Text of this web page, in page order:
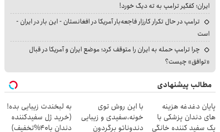
ایران؛ کفگیر ترامپ به ته دیگ خورد!
ترامپ در حال تکرار کارزار فاجعه‌بار آمریکا در افغانستان - این بار در ایران -
است
چرا ترامپ حمله به ایران را متوقف کرد؛ موضع ایران و آمریکا در قبال
«توافق» چیست؟
مطالب پیشنهادی
پایان دغدغه هزینه
های دندان پزشکی با
پک سفید کننده خانگی
با این روش توی
خونه،سفیدی و زیبایی
دندوناتو برگردون
به لبخندت زیبایی بده!
(خرید ژل سفیدکننده
دندان با40%تخفیف)